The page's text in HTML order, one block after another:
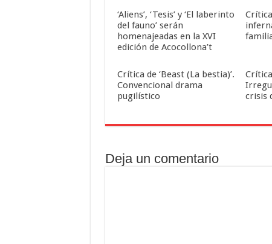
‘Aliens’, ‘Tesis’ y ‘El laberinto
del fauno’ serán
homenajeadas en la XVI
edición de Acocollona’t
Crítica de ‘Beast (La bestia)’.
Convencional drama
pugilístico
Crítica
crisis
Deja un comentario